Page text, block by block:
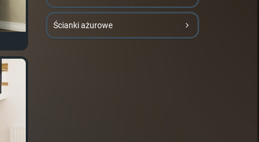
Ścianki ażurowe